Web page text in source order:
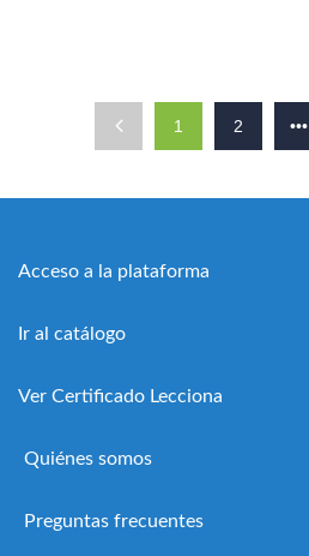
1 2 •••
Acceso a la plataforma
Ir al catálogo
Ver Certificado Lecciona
Quiénes somos
Preguntas frecuentes